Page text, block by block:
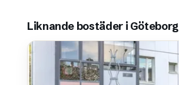
Liknande bostäder i Göteborg